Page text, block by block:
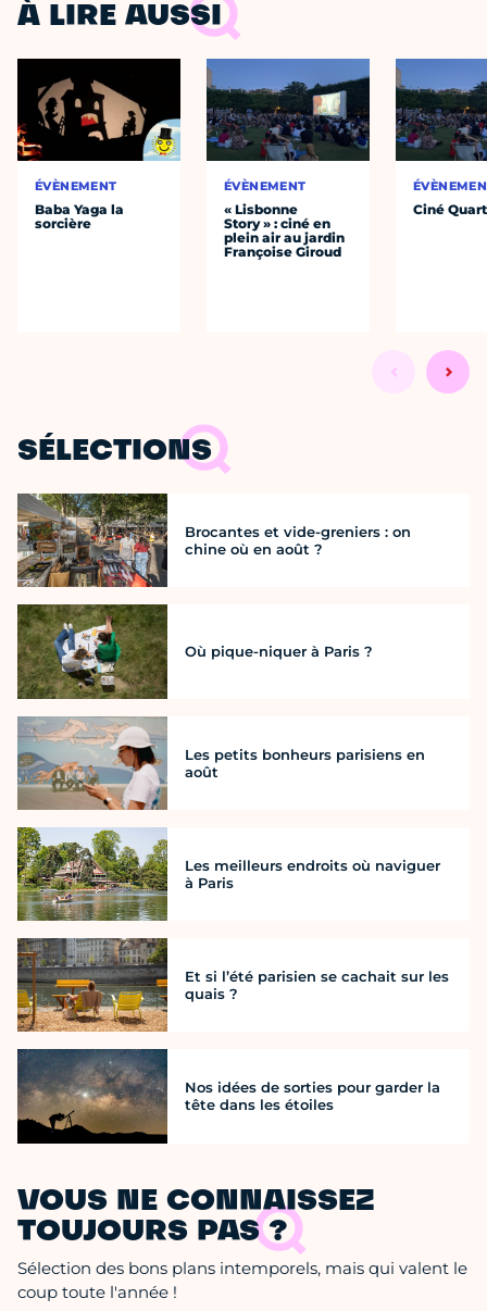
À LIRE AUSSI
ÉVÈNEMENT
Baba Yaga la
sorcière
ÉVÈNEMENT
« Lisbonne
Story » : ciné en
plein air au jardin
Françoise Giroud
Ciné
SÉLECTIONS
Brocantes et vide-greniers : on
chine où en août ?
Où pique-niquer à Paris ?
Les petits bonheurs parisiens en
août
Les meilleurs endroits où naviguer
à Paris
Et si l’été parisien se cachait sur les
quais ?
Nos idées de sorties pour garder la
tête dans les étoiles
VOUS NE CONNAISSEZ
TOUJOURS PAS ?
Sélection des bons plans intemporels, mais qui valent le
coup toute l'année !